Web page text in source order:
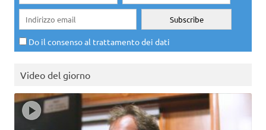
Do il consenso al trattamento dei dati
Video del giorno